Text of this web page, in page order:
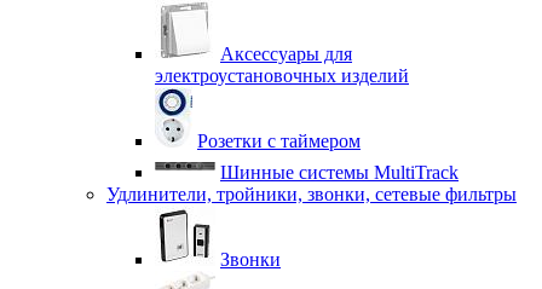
Аксессуары для
электроустановочных изделий
Розетки с таймером
Шинные системы MultiTrack
Удлинители, тройники, звонки, сетевые фильтры
Звонки